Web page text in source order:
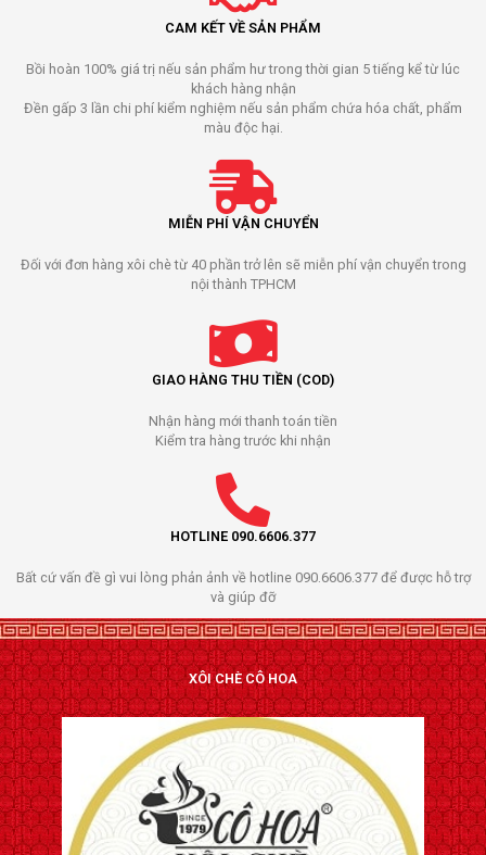
CAM KẾT VỀ SẢN PHẨM
Bồi hoàn 100% giá trị nếu sản phẩm hư trong thời gian 5 tiếng kể từ lúc
khách hàng nhận
Đền gấp 3 lần chi phí kiểm nghiệm nếu sản phẩm chứa hóa chất, phẩm
màu độc hại.
MIỄN PHÍ VẬN CHUYỂN
Đối với đơn hàng xôi chè từ 40 phần trở lên sẽ miễn phí vận chuyển trong
nội thành TPHCM
GIAO HÀNG THU TIỀN (COD)
Nhận hàng mới thanh toán tiền
Kiểm tra hàng trước khi nhận
HOTLINE 090.6606.377
Bất cứ vấn đề gì vui lòng phản ảnh về hotline 090.6606.377 để được hỗ trợ
và giúp đỡ
XÔI CHÈ CÔ HOA